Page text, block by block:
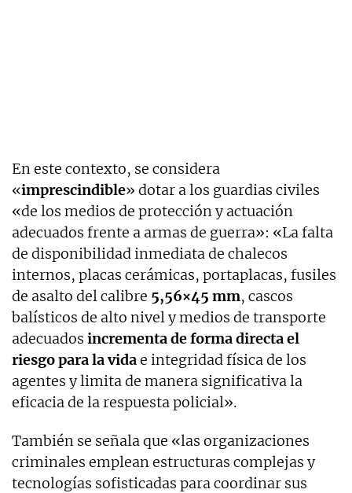
En este contexto, se considera
«imprescindible» dotar a los guardias civiles
«de los medios de protección y actuación
adecuados frente a armas de guerra»: «La falta
de disponibilidad inmediata de chalecos
internos, placas cerámicas, portaplacas, fusiles
de asalto del calibre 5,56×45 mm, cascos
balísticos de alto nivel y medios de transporte
adecuados incrementa de forma directa el
riesgo para la vidae integridad física de los
agentes y limita de manera significativa la
eficacia de la respuesta policial».
También se señala que «las organizaciones
criminales emplean estructuras complejas y
tecnologías sofisticadas para coordinar sus